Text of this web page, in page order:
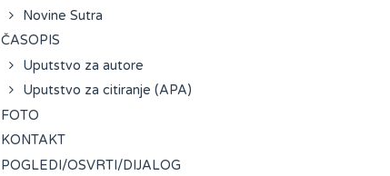
Novine Sutra
ČASOPIS
Uputstvo za autore
Uputstvo za citiranje (APA)
FOTO
KONTAKT
POGLEDI/OSVRTI/DIJALOG